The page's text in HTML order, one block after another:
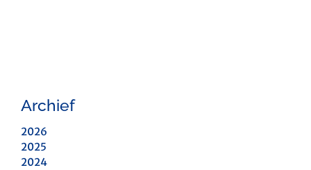
Archief
2026
2025
2024